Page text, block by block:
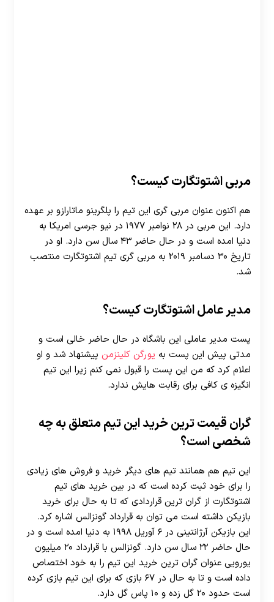
مربی اشتوتگارت کیست؟
هم اکنون عنوان مربی گری این تیم را پلگرینو ماتارازو بر عهده
دارد. این مربی در ۲۸ نوامبر ۱۹۷۷ در نیو جرسی امریکا به
دنیا امده است و در حال حاضر ۴۳ سال سن دارد. او در
تاریخ ۳۰ دسامبر ۲۰۱۹ به مربی گری تیم اشتوتگارت منتصب
شد.
مدیر عامل اشتوتگارت کیست؟
پست مدیر عاملی این باشگاه در حال حاضر خالی است و
مدتی پیش این پست به یورگن کلینزمن پیشنهاد شد و او
اعلام کرد که من این پست را قبول نمی کنم زیرا این تیم
انگیزه ی کافی برای رقابت هایش ندارد.
گران قیمت ترین خرید این تیم متعلق به چه
شخصی است؟
این تیم هم همانند تیم های دیگر خرید و فروش های زیادی
را برای خود ثبت کرده است که در بین خرید های تیم
اشتوتگارت از گران ترین قراردادی که تا به حال برای خرید
بازیکن داشته است می توان به قرارداد گونزالس اشاره کرد.
این بازیکن آرژانتینی در ۶ آوریل ۱۹۹۸ به دنیا امده است و در
حال حاضر ۲۲ سال سن دارد. گونزالس با قرارداد ۲۰ میلیون
یورویی عنوان گران ترین خرید این تیم را به خود اختصاص
داده است و تا به حال در ۶۷ بازی که برای این تیم بازی کرده
است حدود ۲۰ گل زده و ۱۰ پاس گل دارد.